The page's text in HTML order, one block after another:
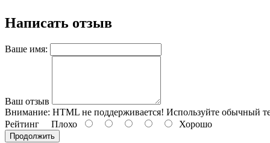
Написать отзыв
Ваше имя:
Ваш отзыв
Внимание: HTML не поддерживается! Используйте обычный
Рейтинг Плохо Хорошо
Продолжить